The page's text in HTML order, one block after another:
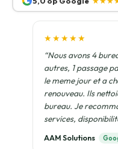
★★★★★
“Nous avons 4
autres, 1 passage
le meme jour et a
renouveau. Ils
bureau. Je
services,
AAM Solutions